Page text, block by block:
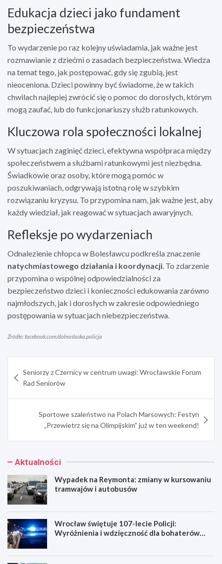
Edukacja dzieci jako fundament
bezpieczeństwa
To wydarzenie po raz kolejny uświadamia, jak ważne jest
rozmawianie z dziećmi o zasadach bezpieczeństwa. Wiedza
na temat tego, jak postępować, gdy się zgubią, jest
nieoceniona. Dzieci powinny być świadome, że w takich
chwilach najlepiej zwrócić się o pomoc do dorosłych, którym
mogą zaufać, lub do funkcjonariuszy służb ratunkowych.
Kluczowa rola społeczności lokalnej
W sytuacjach zaginięć dzieci, efektywna współpraca między
społeczeństwem a służbami ratunkowymi jest niezbędna.
Świadkowie oraz osoby, które mogą pomóc w
poszukiwaniach, odgrywają istotną rolę w szybkim
rozwiązaniu kryzysu. To przypomina nam, jak ważne jest, aby
każdy wiedział, jak reagować w sytuacjach awaryjnych.
Refleksje po wydarzeniach
Odnalezienie chłopca w Bolesławcu podkreśla znaczenie
natychmiastowego działania i koordynacji. To zdarzenie
przypomina o wspólnej odpowiedzialności za
bezpieczeństwo dzieci i konieczności edukowania zarówno
najmłodszych, jak i dorosłych w zakresie odpowiedniego
postępowania w sytuacjach niebezpieczeństwa.
Źródło: facebook.com/dolnoslaska.policja
wpisu
Seniorzy z Czernicy w centrum uwagi: Wrocławskie Forum
Rad Seniorów
Sportowe szaleństwo na Polach Marsowych: Festyn
„Przewietrz się na Olimpijskim” już w ten weekend!
Aktualności
Wypadek na Reymonta: zmiany w kursowaniu
tramwajów i autobusów
Wrocław świętuje 107-lecie Policji:
Wyróżnienia i wdzięczność dla bohaterów